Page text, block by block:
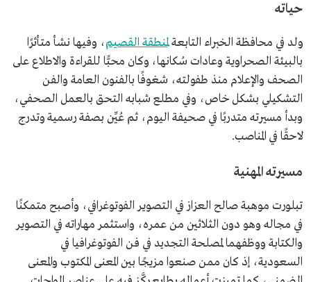
حياته
ولد في محافظة الخبراء التابعةلمنطقة القصيم، وفيها نشأ متأثرًا
بالبيئة الصحراوية وعادات سُكانها، وكان محبًّا للقراءة والاطلاع على
الصحف والإعلام منذ طفولته، شغوفًا بالفنون العامة والفن
التشكيلي بشكل خاص، وفي مطلع شبابه التحق بالعمل الصحفي،
وبدأ مسيرته متدربًا في صحيفة اليوم، ثم عُيِّن بصفة رسمية وتدرج
لاحقًا في المناصب.
مسيرته المهنية
تبلورت موهبة صالح العزاز في التصوير الفوتوغرافي، وأصبح متمكنًا
في مجاله وهو دون الثلاثين من عمره، واستثمر مهاراته في التصوير
والكتابة ووظفهما لمصلحة التجديد في فن الفوتوغرافيا في
السعودية، إذ كان ممن صنعوا مزيجًا بين المعنى المكتوب والمعنى